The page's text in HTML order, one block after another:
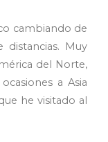
cambiando de
Muy
del Norte,
a Asia
he visitado al